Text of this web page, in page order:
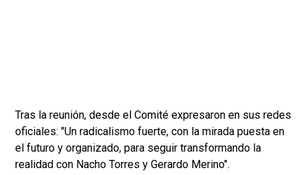
Tras la reunión, desde el Comité expresaron en sus redes
oficiales: "Un radicalismo fuerte, con la mirada puesta en
el futuro y organizado, para seguir transformando la
realidad con Nacho Torres y Gerardo Merino".